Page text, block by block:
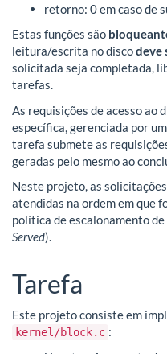
retorno: 0 em caso de
Estas funções são
leitura/escrita no discodeve
solicitada seja completada,
tarefas.
As requisições de acesso ao
específica, gerenciada por
tarefa submete as
geradas pelo mesmo ao
Neste projeto, as
atendidas na ordem em que
política de escalonamento de
Served).
Tarefa
Este projeto consiste em
kernel/block.c :